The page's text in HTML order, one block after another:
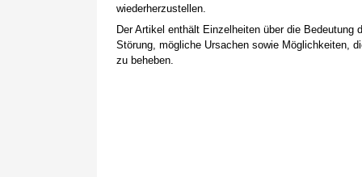
wiederherzustellen.
Der Artikel enthält Einzelheiten über die Bedeutung
Störung, mögliche Ursachen sowie Möglichkeiten,
zu beheben.